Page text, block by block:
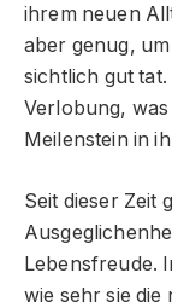
ihrem neuen
aber genug,
sichtlich gut
Verlobung,
Meilenstein in
Seit dieser Zeit
Lebensfreude.
wie sehr sie